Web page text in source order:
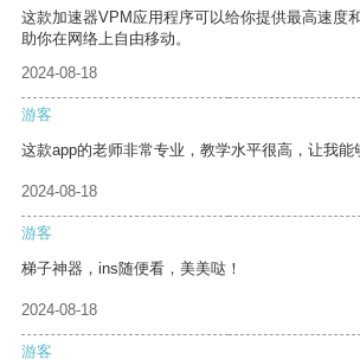
这款加速器VPM应用程序可以给你提供最高速度
助你在网络上自由移动。
2024-08-18
游客
这款app的老师非常专业，教学水平很高，让我能
2024-08-18
游客
梯子神器，ins随便看，美美哒！
2024-08-18
游客